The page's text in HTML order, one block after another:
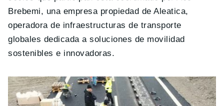
Brebemi, una empresa propiedad de Aleatica,
operadora de infraestructuras de transporte
globales dedicada a soluciones de movilidad
sostenibles e innovadoras.